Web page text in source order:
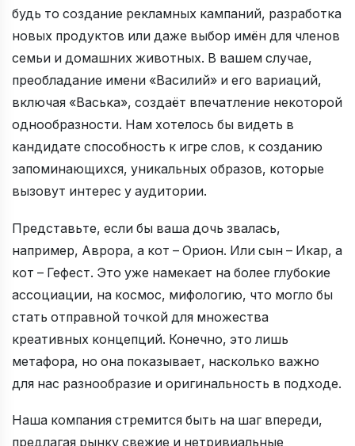
будь то создание рекламных кампаний, разработка
новых продуктов или даже выбор имён для членов
семьи и домашних животных. В вашем случае,
преобладание имени «Василий» и его вариаций,
включая «Васька», создаёт впечатление некоторой
однообразности. Нам хотелось бы видеть в
кандидате способность к игре слов, к созданию
запоминающихся, уникальных образов, которые
вызовут интерес у аудитории.
Представьте, если бы ваша дочь звалась,
например, Аврора, а кот – Орион. Или сын – Икар, а
кот – Гефест. Это уже намекает на более глубокие
ассоциации, на космос, мифологию, что могло бы
стать отправной точкой для множества
креативных концепций. Конечно, это лишь
метафора, но она показывает, насколько важно
для нас разнообразие и оригинальность в подходе.
Наша компания стремится быть на шаг впереди,
предлагая рынку свежие и нетривиальные